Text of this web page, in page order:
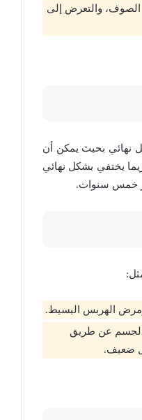
الصوف، والتعرض إلى
نهائي بحيث يمكن أن
يختفي بشكل نهائي
خمس سنوات.
ومرض الهربس البسيط.
الجسم عن طريق
ضعيف.